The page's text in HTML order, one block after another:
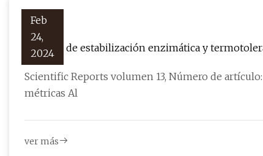
Feb
24,
2024
Función de estabilización enzimática y
desordenadas de la palma datilera
Scientific Reports volumen 13, Número de artículo:
métricas Al
ver más